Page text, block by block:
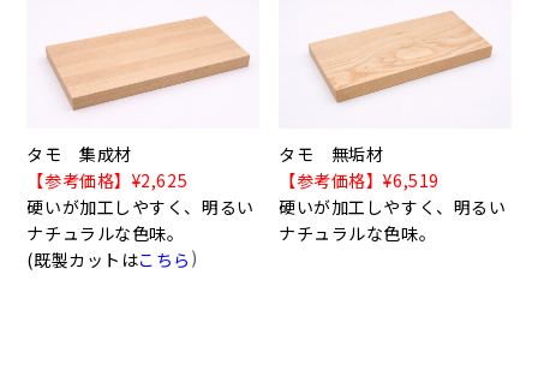
タモ 集成材
【参考価格】¥2,625
硬いが加工しやすく、明るい
ナチュラルな色味。
(既製カットはこちら )
タモ 無垢材
【参考価格】¥6,519
硬いが加工しやすく、明るい
ナチュラルな色味。